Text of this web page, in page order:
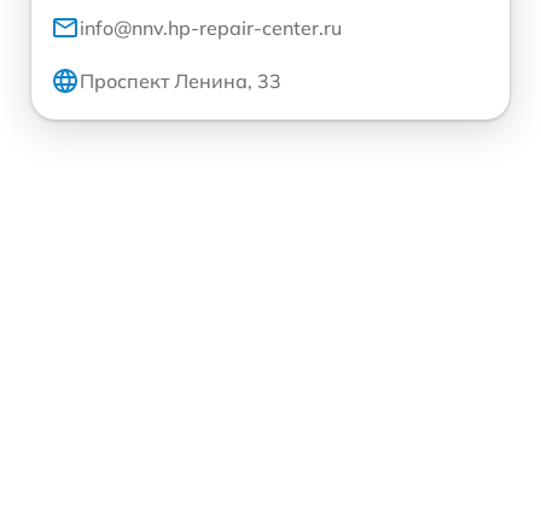
info@nnv.hp-repair-center.ru
Проспект Ленина, 33